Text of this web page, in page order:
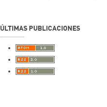
ÚLTIMAS PUBLICACIONES